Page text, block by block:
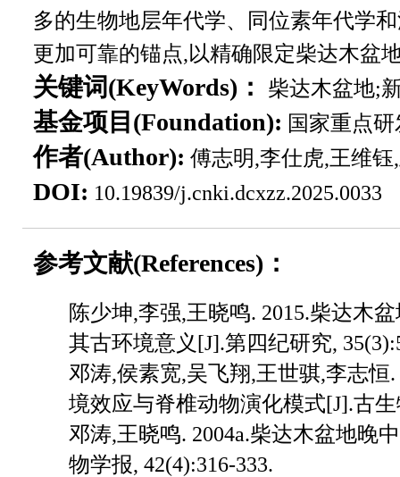
多的生物地层年代学、同位素年代学
更加可靠的锚点,以精确限定柴达木盆
关键词(KeyWords)： 柴达木盆地;
基金项目(Foundation): 国家重点研
作者(Author): 傅志明,李仕虎,王维钰
DOI: 10.19839/j.cnki.dcxzz.2025.0033
参考文献(References)：
陈少坤,李强,王晓鸣. 2015.柴达木
其古环境意义[J].第四纪研究,
邓涛,侯素宽,吴飞翔,王世骐,李志恒
境效应与脊椎动物演化模式[J].古生
邓涛,王晓鸣. 2004a.柴达木盆地晚
物学报, 42(4):316-333.